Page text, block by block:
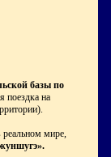
базы по
поездка на
реальном мире,